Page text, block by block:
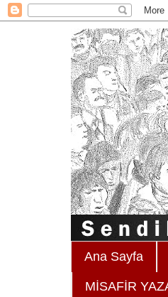
Ana Sayfa
MİSAFİR